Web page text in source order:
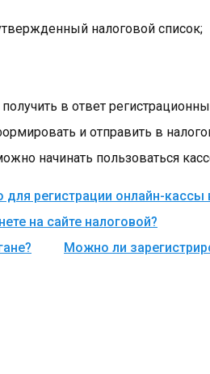
налоговой список;
в ответ
и отправить в
начинать пользоваться
регистрации онлайн-кассы
на сайте налоговой?
Можно ли